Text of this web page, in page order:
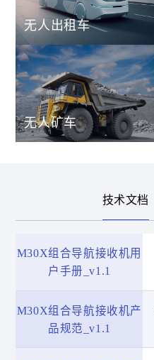
无人出租车
无人矿车
技术文档
M30X组合导航接收机用
户手册_v1.1
M30X组合导航接收机产
品规范_v1.1